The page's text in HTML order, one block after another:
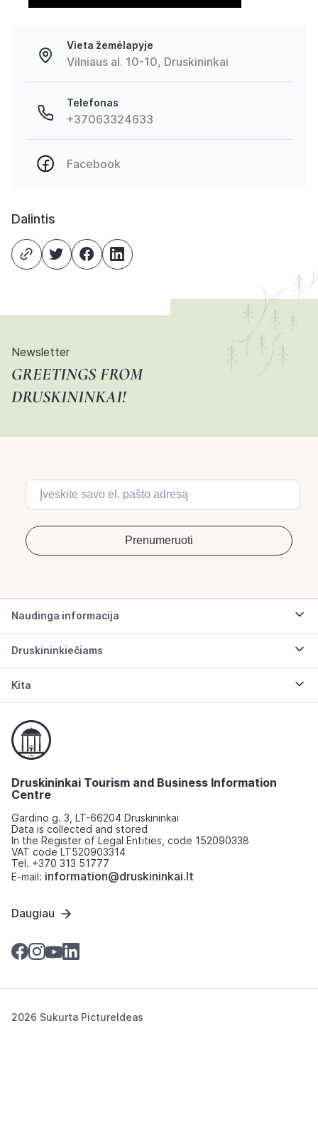
Vieta žemėlapyje
Vilniaus al. 10-10, Druskininkai
Telefonas
+37063324633
Facebook
Dalintis
Newsletter
GREETINGS FROM
DRUSKININKAI!
Naudinga informacija
Druskininkiečiams
Kita
Druskininkai Tourism and Business Information
Centre
Gardino g. 3, LT-66204 Druskininkai
Data is collected and stored
In the Register of Legal Entities, code 152090338
VAT code LT520903314
Tel. +370 313 51777
E-mail: information@druskininkai.lt
Daugiau
2026 Sukurta PictureIdeas